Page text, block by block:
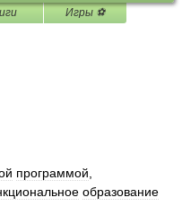
Игры ⚽
программой
образование